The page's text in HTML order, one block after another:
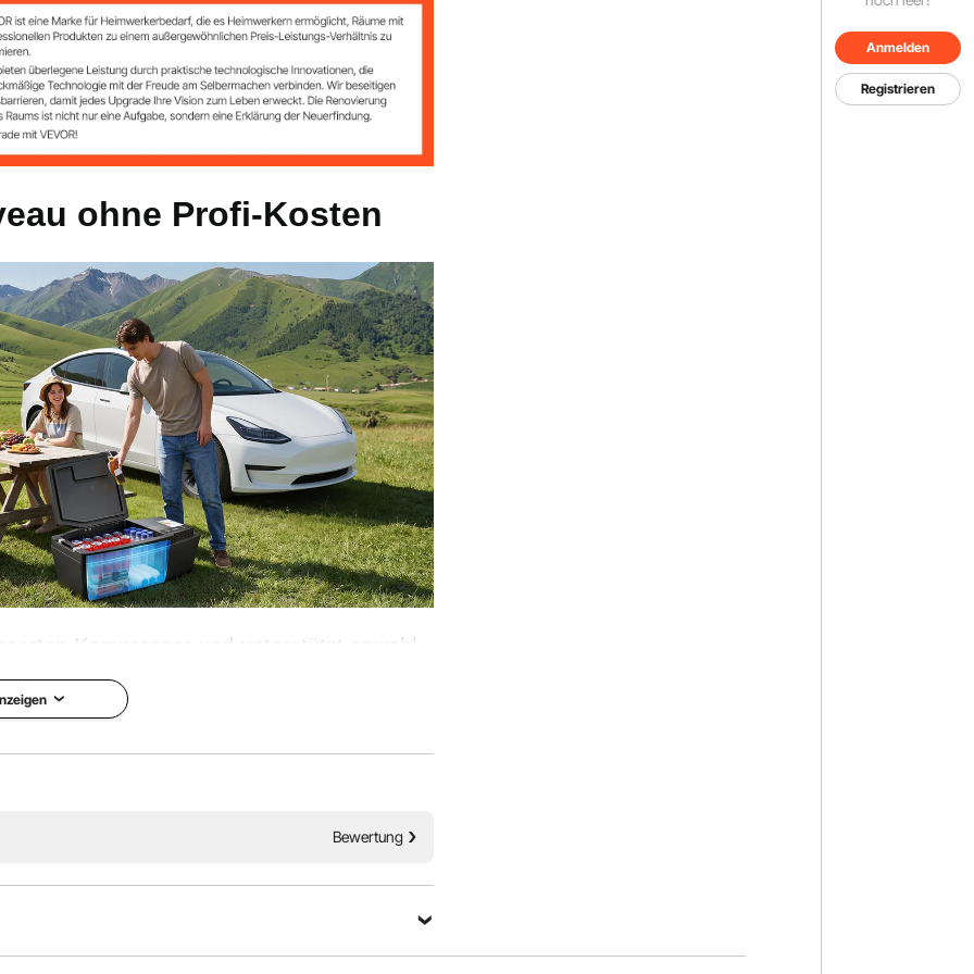
Anmelden
Registrieren
bis 10℃
PP (Außenhülle), Sips (Innenauskleidung)
kg
Zoll / 670 x 437 x 260 mm
ohne Profi-Kosten
Kompressor und unterstützt sowohl
Temperaturen, wodurch er sich ideal für
eignet.
Bewertung